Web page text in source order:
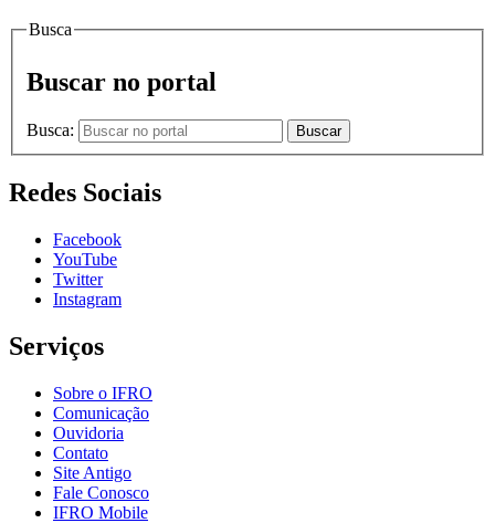
Busca
Buscar no portal
Busca: Buscar
Redes Sociais
Facebook
YouTube
Twitter
Instagram
Serviços
Sobre o IFRO
Comunicação
Ouvidoria
Contato
Site Antigo
Fale Conosco
IFRO Mobile